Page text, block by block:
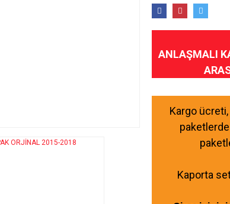
ANLAŞMALI
Kargo
Kaporta